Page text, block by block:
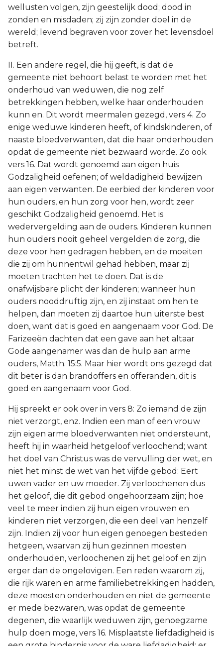
wellusten volgen, zijn geestelijk dood; dood in
zonden en misdaden; zij zijn zonder doel in de
wereld; levend begraven voor zover het levensdoel
betreft.
II. Een andere regel, die hij geeft, is dat de
gemeente niet behoort belast te worden met het
onderhoud van weduwen, die nog zelf
betrekkingen hebben, welke haar onderhouden
kunn en. Dit wordt meermalen gezegd, vers 4. Zo
enige weduwe kinderen heeft, of kindskinderen, of
naaste bloedverwanten, dat die haar onderhouden
opdat de gemeente niet bezwaard worde. Zo ook
vers 16. Dat wordt genoemd aan eigen huis
Godzaligheid oefenen; of weldadigheid bewijzen
aan eigen verwanten. De eerbied der kinderen voor
hun ouders, en hun zorg voor hen, wordt zeer
geschikt Godzaligheid genoemd. Het is
wedervergelding aan de ouders. Kinderen kunnen
hun ouders nooit geheel vergelden de zorg, die
deze voor hen gedragen hebben, en de moeiten
die zij om hunnentwil gehad hebben, maar zij
moeten trachten het te doen. Dat is de
onafwijsbare plicht der kinderen; wanneer hun
ouders nooddruftig zijn, en zij instaat om hen te
helpen, dan moeten zij daartoe hun uiterste best
doen, want dat is goed en aangenaam voor God. De
Farizeeën dachten dat een gave aan het altaar
Gode aangenamer was dan de hulp aan arme
ouders, Matth. 15:5. Maar hier wordt ons gezegd dat
dit beter is dan brandoffers en offeranden, dit is
goed en aangenaam voor God.
Hij spreekt er ook over in vers 8: Zo iemand de zijn
niet verzorgt, enz. Indien een man of een vrouw
zijn eigen arme bloedverwanten niet ondersteunt,
heeft hij in waarheid hetgeloof verloochend; want
het doel van Christus was de vervulling der wet, en
niet het minst de wet van het vijfde gebod: Eert
uwen vader en uw moeder. Zij verloochenen dus
het geloof, die dit gebod ongehoorzaam zijn; hoe
veel te meer indien zij hun eigen vrouwen en
kinderen niet verzorgen, die een deel van henzelf
zijn. Indien zij voor hun eigen genoegen besteden
hetgeen, waarvan zij hun gezinnen moesten
onderhouden, verloochenen zij het geloof en zijn
erger dan de ongelovigen. Een reden waarom zij,
die rijk waren en arme familiebetrekkingen hadden,
deze moesten onderhouden en niet de gemeente
er mede bezwaren, was opdat de gemeente
degenen, die waarlijk weduwen zijn, genoegzame
hulp doen moge, vers 16. Misplaatste liefdadigheid is